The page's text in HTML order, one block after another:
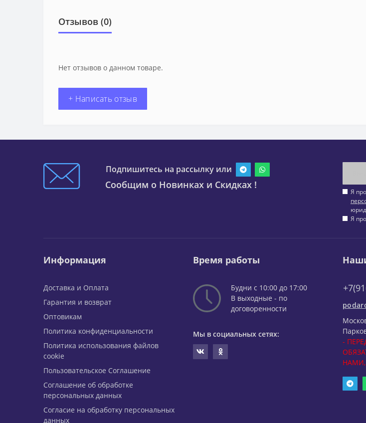
Отзывов (0)
Нет отзывов о данном товаре.
+ Написать отзыв
Подпишитесь на рассылку или
Сообщим о Новинках и Скидках !
Я
Я
Информация
Доставка и Оплата
Гарантия и возврат
Оптовикам
Политика конфиденциальности
Политика использования файлов
cookie
Пользовательское Соглашение
Соглашение об обработке
персональных данных
Согласие на обработку персональных
данных
Время работы
Будни с 10:00 до 17:00
В выходные - по
договоренности
Мы в социальных сетях:
-
НАМИ,